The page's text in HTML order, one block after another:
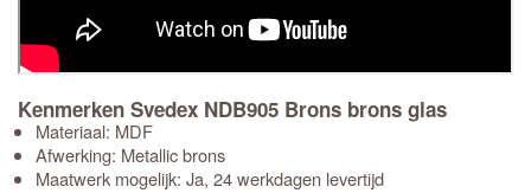
Kenmerken Svedex NDB905 Brons brons glas
Materiaal: MDF
Afwerking: Metallic brons
Maatwerk mogelijk: Ja, 24 werkdagen levertijd